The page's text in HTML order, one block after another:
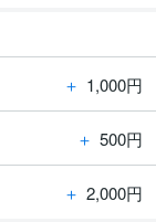
＋ 1,000円
＋ 500円
＋ 2,000円